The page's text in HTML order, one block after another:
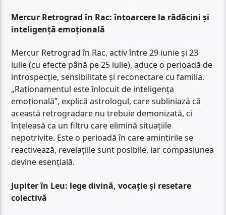
Mercur Retrograd în Rac: întoarcere la rădăcini și
inteligență emoțională
Mercur Retrograd în Rac, activ între 29 iunie și 23
iulie (cu efecte până pe 25 iulie), aduce o perioadă de
introspecție, sensibilitate și reconectare cu familia.
„Raționamentul este înlocuit de inteligența
emoțională”, explică astrologul, care subliniază că
această retrogradare nu trebuie demonizată, ci
înțeleasă ca un filtru care elimină situațiile
nepotrivite. Este o perioadă în care amintirile se
reactivează, revelațiile sunt posibile, iar compasiunea
devine esențială.
Jupiter în Leu: lege divină, vocație și resetare
colectivă